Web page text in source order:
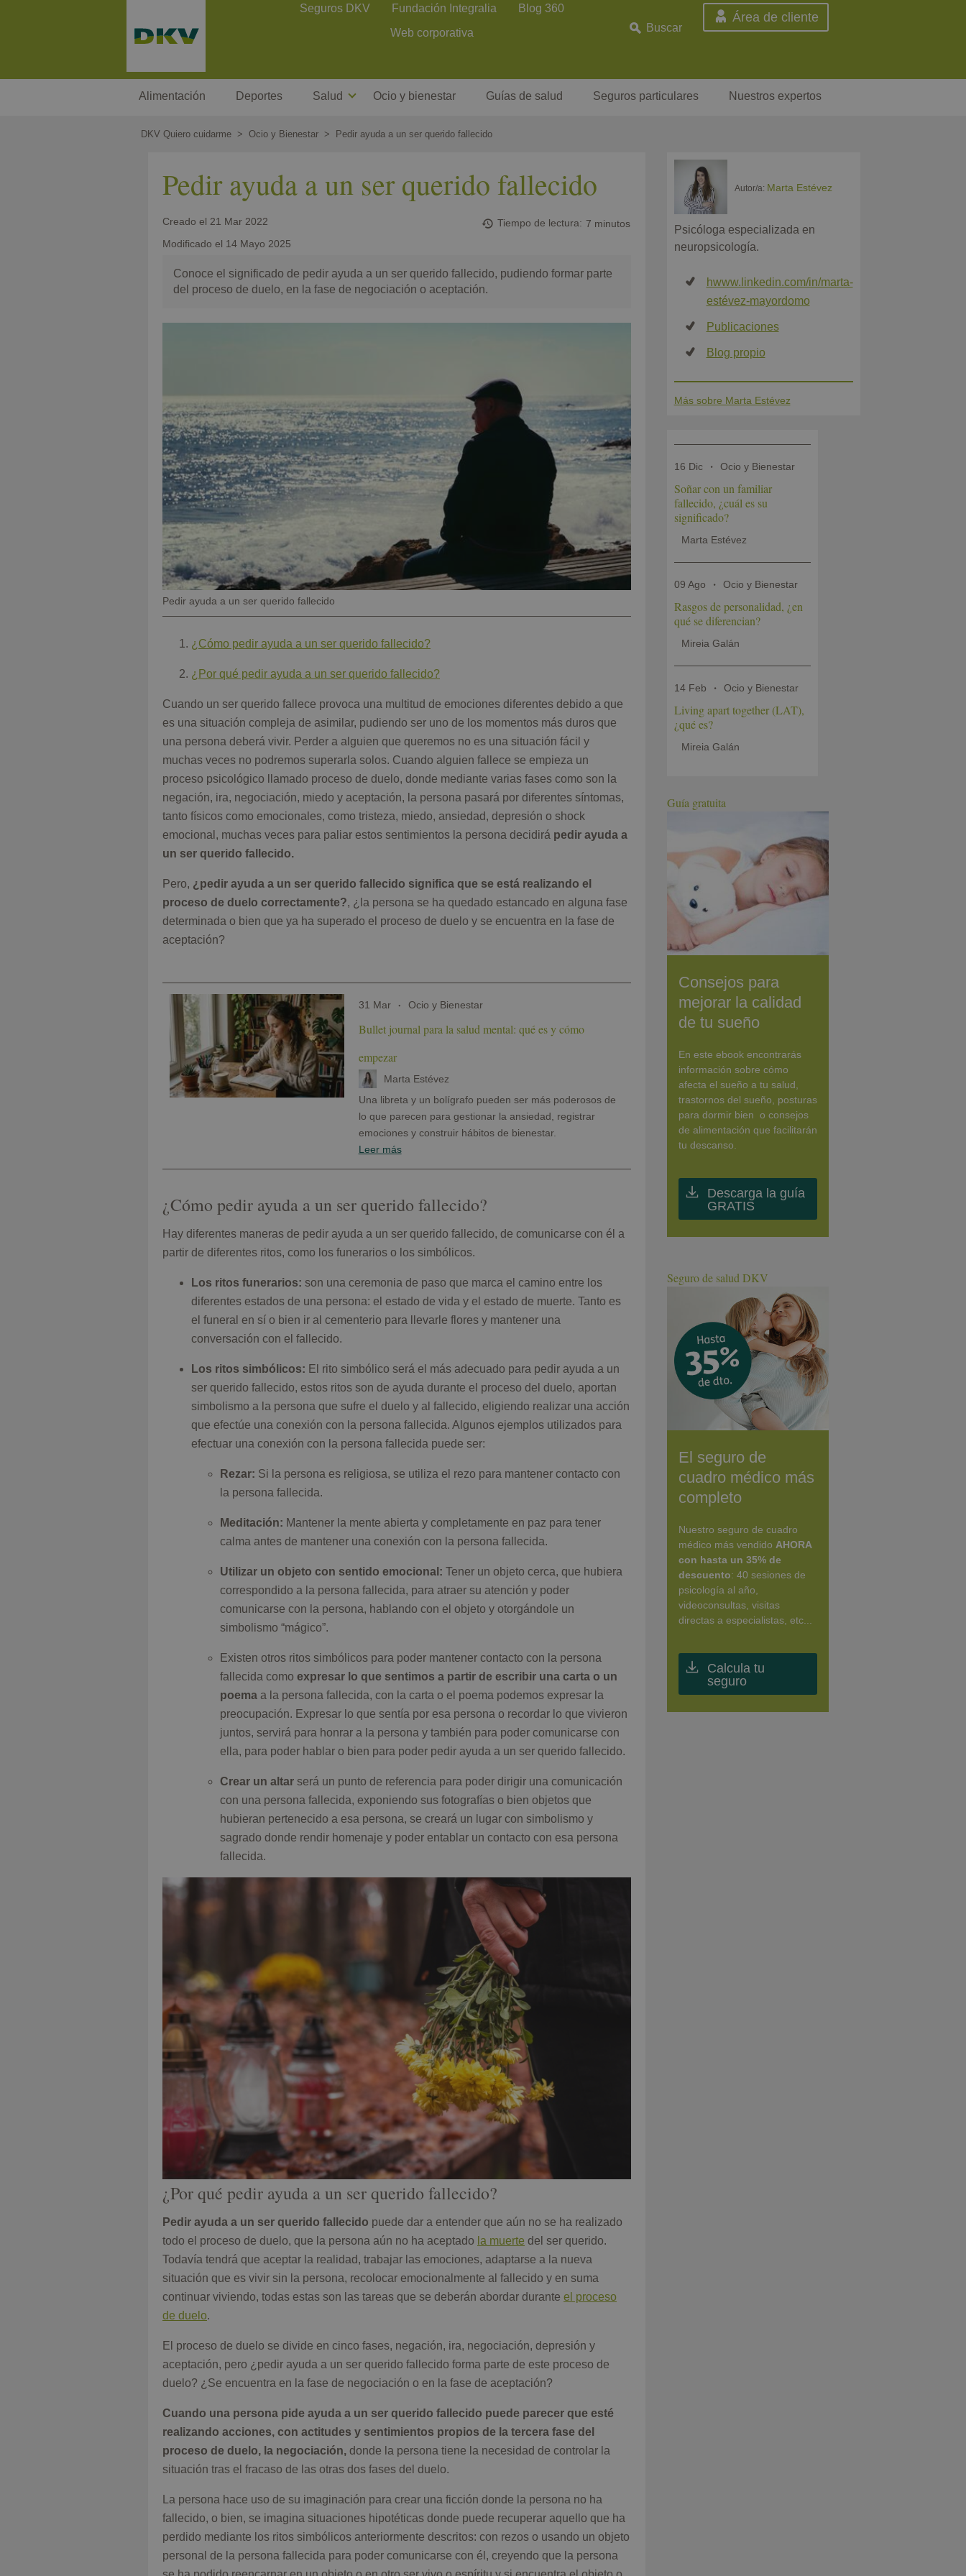
Contact HeaderSeguros DKV Fundación Integralia
Blog 360
Web corporativa
Buscar
Área de cliente
Alimentación Deportes Salud Ocio y bienestar Guías de salud Seguros particulares Nuestros expertos
DKV Quiero cuidarme Ocio y Bienestar Pedir ayuda a un ser querido fallecido
Pedir ayuda a un ser querido fallecido
Creado el 21 Mar 2022
Modificado el 14 Mayo 2025
Tiempo de lectura 7 minutos
Conoce el significado de pedir ayuda a un ser querido fallecido, pudiendo formar parte
del proceso de duelo, en la fase de negociación o aceptación.
Pie
de
Pedir ayuda a un ser querido fallecido
¿Cómo pedir ayuda a un ser querido fallecido?
¿Por qué pedir ayuda a un ser querido fallecido?
Cuando un ser querido fallece provoca una multitud de emociones diferentes debido a que
es una situación compleja de asimilar, pudiendo ser uno de los momentos más duros que
una persona deberá vivir. Perder a alguien que queremos no es una situación fácil y
muchas veces no podremos superarla solos. Cuando alguien fallece se empieza un
proceso psicológico llamado proceso de duelo, donde mediante varias fases como son la
negación, ira, negociación, miedo y aceptación, la persona pasará por diferentes síntomas,
tanto físicos como emocionales, como tristeza, miedo, ansiedad, depresión o shock
emocional, muchas veces para paliar estos sentimientos la persona decidirá pedir ayuda a
un ser querido fallecido.
Pero, ¿pedir ayuda a un ser querido fallecido significa que se está realizando el
proceso de duelo correctamente?, ¿la persona se ha quedado estancado en alguna fase
determinada o bien que ya ha superado el proceso de duelo y se encuentra en la fase de
aceptación?
31 Mar Ocio y Bienestar
Bullet journal para la salud mental: qué es y cómo
empezar
Marta Estévez
Una libreta y un bolígrafo pueden ser más poderosos de
lo que parecen para gestionar la ansiedad, registrar
emociones y construir hábitos de bienestar.
Leer más
¿Cómo pedir ayuda a un ser querido fallecido?
Hay diferentes maneras de pedir ayuda a un ser querido fallecido, de comunicarse con él a
partir de diferentes ritos, como los funerarios o los simbólicos.
Los ritos funerarios: son una ceremonia de paso que marca el camino entre los
diferentes estados de una persona: el estado de vida y el estado de muerte. Tanto es
el funeral en sí o bien ir al cementerio para llevarle flores y mantener una
conversación con el fallecido.
Los ritos simbólicos: El rito simbólico será el más adecuado para pedir ayuda a un
ser querido fallecido, estos ritos son de ayuda durante el proceso del duelo, aportan
simbolismo a la persona que sufre el duelo y al fallecido, eligiendo realizar una acción
que efectúe una conexión con la persona fallecida. Algunos ejemplos utilizados para
efectuar una conexión con la persona fallecida puede ser:
Rezar: Si la persona es religiosa, se utiliza el rezo para mantener contacto con
la persona fallecida.
Meditación: Mantener la mente abierta y completamente en paz para tener
calma antes de mantener una conexión con la persona fallecida.
Utilizar un objeto con sentido emocional: Tener un objeto cerca, que hubiera
correspondido a la persona fallecida, para atraer su atención y poder
comunicarse con la persona, hablando con el objeto y otorgándole un
simbolismo “mágico”.
Existen otros ritos simbólicos para poder mantener contacto con la persona
fallecida como expresar lo que sentimos a partir de escribir una carta o un
poema a la persona fallecida, con la carta o el poema podemos expresar la
preocupación. Expresar lo que sentía por esa persona o recordar lo que vivieron
juntos, servirá para honrar a la persona y también para poder comunicarse con
ella, para poder hablar o bien para poder pedir ayuda a un ser querido fallecido.
Crear un altar será un punto de referencia para poder dirigir una comunicación
con una persona fallecida, exponiendo sus fotografías o bien objetos que
hubieran pertenecido a esa persona, se creará un lugar con simbolismo y
sagrado donde rendir homenaje y poder entablar un contacto con esa persona
fallecida.
¿Por qué pedir ayuda a un ser querido fallecido?
Pedir ayuda a un ser querido fallecido puede dar a entender que aún no se ha realizado
todo el proceso de duelo, que la persona aún no ha aceptado la muerte del ser querido.
Todavía tendrá que aceptar la realidad, trabajar las emociones, adaptarse a la nueva
situación que es vivir sin la persona, recolocar emocionalmente al fallecido y en suma
continuar viviendo, todas estas son las tareas que se deberán abordar durante el proceso
de duelo.
El proceso de duelo se divide en cinco fases, negación, ira, negociación, depresión y
aceptación, pero ¿pedir ayuda a un ser querido fallecido forma parte de este proceso de
duelo? ¿Se encuentra en la fase de negociación o en la fase de aceptación?
Cuando una persona pide ayuda a un ser querido fallecido puede parecer que esté
realizando acciones, con actitudes y sentimientos propios de la tercera fase del
proceso de duelo, la negociación, donde la persona tiene la necesidad de controlar la
situación tras el fracaso de las otras dos fases del duelo.
La persona hace uso de su imaginación para crear una ficción donde la persona no ha
fallecido, o bien, se imagina situaciones hipotéticas donde puede recuperar aquello que ha
perdido mediante los ritos simbólicos anteriormente descritos: con rezos o usando un objeto
personal de la persona fallecida para poder comunicarse con él, creyendo que la persona
Autor/a: Marta Estévez
Psicóloga especializada en
neuropsicología.
hwww.linkedin.com/in/marta-
estévez-mayordomo
Publicaciones
Blog propio
Más sobre Marta Estévez
16 Dic Ocio y Bienestar
Soñar con un familiar
fallecido, ¿cuál es su
significado?
Marta Estévez
09 Ago Ocio y Bienestar
Rasgos de personalidad, ¿en
qué se diferencian?
Mireia Galán
14 Feb Ocio y Bienestar
Living apart together (LAT),
¿qué es?
Mireia Galán
Guía gratuita
Consejos para
mejorar la calidad
de tu sueño
En este ebook encontrarás
información sobre cómo
afecta el sueño a tu salud,
trastornos del sueño, posturas
para dormir bien o consejos
de alimentación que facilitarán
tu descanso.
Descarga la guía
GRATIS
Seguro de salud DKV
El seguro de
cuadro médico más
completo
Nuestro seguro de cuadro
médico más vendido AHORA
con hasta un 35% de
descuento: 40 sesiones de
psicología al año,
videoconsultas, visitas
directas a especialistas, etc...
Calcula tu
seguro